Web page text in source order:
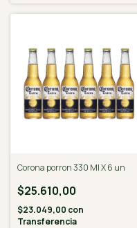
Corona porron 330 Ml X 6 un
$25.610,00
$23.049,00 con
Transferencia